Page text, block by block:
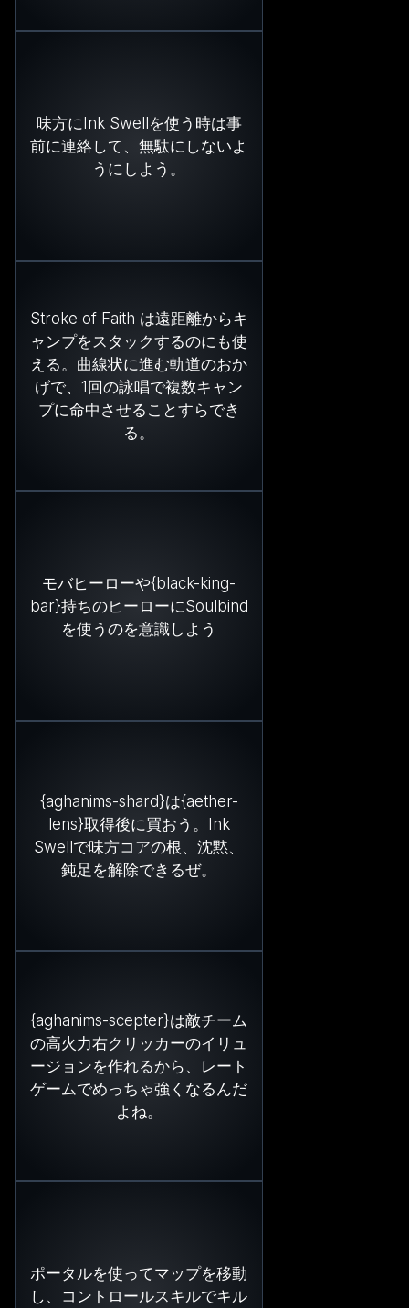
味方にInk Swellを使う時は事
前に連絡して、無駄にしないよ
うにしよう。
Stroke of Faith は遠距離からキ
ャンプをスタックするのにも使
える。曲線状に進む軌道のおか
げで、1回の詠唱で複数キャン
プに命中させることすらでき
る。
モバヒーローや{black-king-
bar}持ちのヒーローにSoulbind
を使うのを意識しよう
{aghanims-shard}は{aether-
lens}取得後に買おう。Ink
Swellで味方コアの根、沈黙、
鈍足を解除できるぜ。
{aghanims-scepter}は敵チーム
の高火力右クリッカーのイリュ
ージョンを作れるから、レート
ゲームでめっちゃ強くなるんだ
よね。
ポータルを使ってマップを移動
し、コントロールスキルでキル